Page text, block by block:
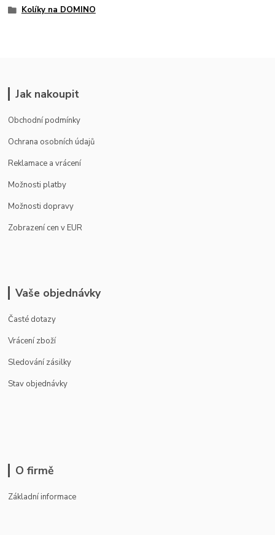
Kolíky na DOMINO
Jak nakoupit
Obchodní podmínky
Ochrana osobních údajů
Reklamace a vrácení
Možnosti platby
Možnosti dopravy
Zobrazení cen v EUR
Vaše objednávky
Časté dotazy
Vrácení zboží
Sledování zásilky
Stav objednávky
O firmě
Základní informace